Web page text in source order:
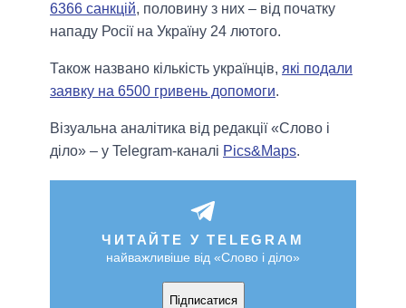
6366 санкцій, половину з них – від початку
нападу Росії на Україну 24 лютого.
Також названо кількість українців, які подали
заявку на 6500 гривень допомоги.
Візуальна аналітика від редакції «Слово і
діло» – у Telegram-каналі Pics&Maps.
ЧИТАЙТЕ У TELEGRAM
найважливіше від «Слово і діло»
Підписатися